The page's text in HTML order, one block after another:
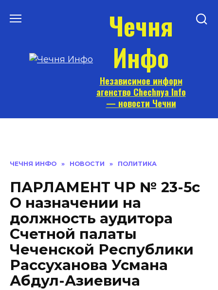
Чечня
Инфо
Независимое информ
агенство Chechnya Info
— новости Чечни
ЧЕЧНЯ ИНФО » НОВОСТИ » ПОЛИТИКА
ПАРЛАМЕНТ ЧР № 23-5с
О назначении на
должность аудитора
Счетной палаты
Чеченской Республики
Рассуханова Усмана
Абдул-Азиевича